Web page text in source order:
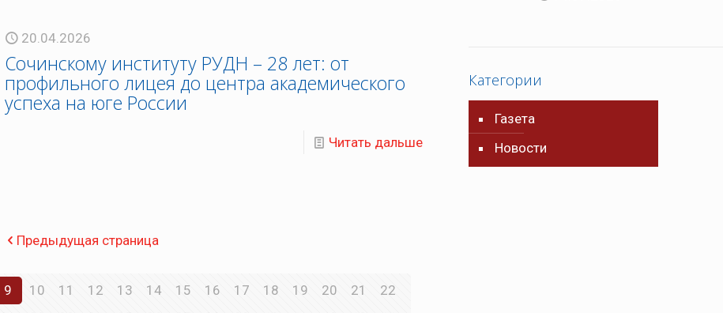
20.04.2026
Сочинскому институту РУДН – 28 лет: от
профильного лицея до центра академического
успеха на юге России
Читать дальше
Предыдущая страница
9 10 11 12 13 14 15 16 17 18 19 20 21
22
Категории
Газета
Новости